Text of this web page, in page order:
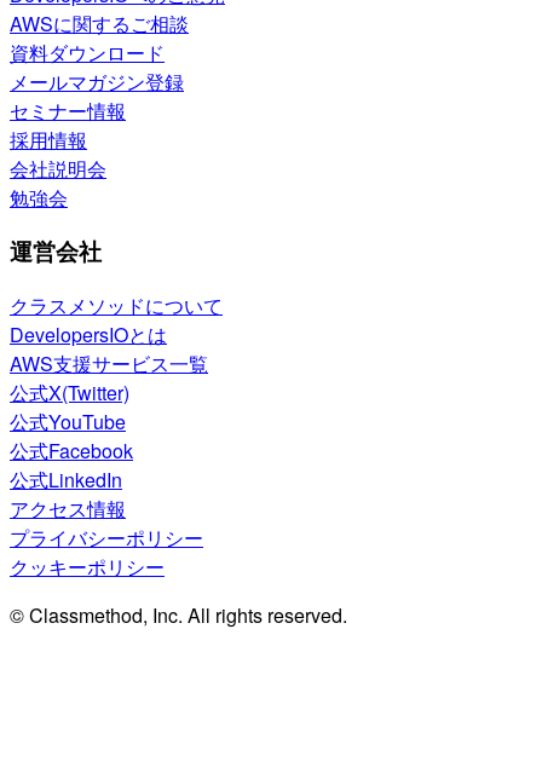
AWSに関するご相談
資料ダウンロード
メールマガジン登録
セミナー情報
採用情報
会社説明会
勉強会
運営会社
クラスメソッドについて
DevelopersIOとは
AWS支援サービス一覧
公式X(Twitter)
公式YouTube
公式Facebook
公式LinkedIn
アクセス情報
プライバシーポリシー
クッキーポリシー
© Classmethod, Inc. All rights reserved.